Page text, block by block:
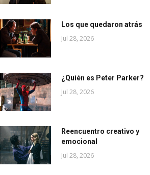
Los que quedaron atrás
Jul 28, 2026
¿Quién es Peter Parker?
Jul 28, 2026
Reencuentro creativo y
emocional
Jul 28, 2026